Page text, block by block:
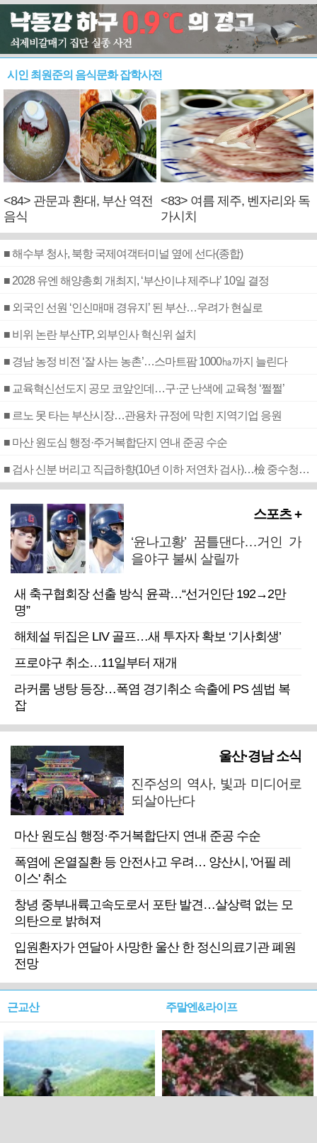
시인 최원준의 음식문화 잡학사전
<84> 관문과 환대, 부산 역전
음식
<83> 여름 제주, 벤자리와 독
가시치
■ 해수부 청사, 북항 국제여객터미널 옆에 선다(종합)
■ 2028 유엔 해양총회 개최지, ‘부산이냐 제주냐’ 10일 결정
■ 외국인 선원 ‘인신매매 경유지’ 된 부산…우려가 현실로
■ 비위 논란 부산TP, 외부인사 혁신위 설치
■ 경남 농정 비전 ‘잘 사는 농촌’…스마트팜 1000㏊까지 늘린다
■ 교육혁신선도지 공모 코앞인데…구·군 난색에 교육청 ‘쩔쩔’
■ 르노 못 타는 부산시장…관용차 규정에 막힌 지역기업 응원
■ 마산 원도심 행정·주거복합단지 연내 준공 수순
■ 검사 신분 버리고 직급하향(10년 이하 저연차 검사)…檢 중수청행 기피
스포츠 +
‘윤나고황’ 꿈틀댄다…거인 가
을야구 불씨 살릴까
새 축구협회장 선출 방식 윤곽…“선거인단 192→2만
명”
해체설 뒤집은 LIV 골프…새 투자자 확보 ‘기사회생’
프로야구 취소…11일부터 재개
라커룸 냉탕 등장…폭염 경기취소 속출에 PS 셈법 복
잡
울산·경남 소식
진주성의 역사, 빛과 미디어로
되살아난다
마산 원도심 행정·주거복합단지 연내 준공 수순
폭염에 온열질환 등 안전사고 우려… 양산시, '어필 레
이스' 취소
창녕 중부내륙고속도로서 포탄 발견…살상력 없는 모
의탄으로 밝혀져
입원환자가 연달아 사망한 울산 한 정신의료기관 폐원
전망
근교산 주말엔&라이프